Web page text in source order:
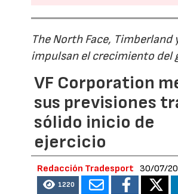
The North Face, Timberland
impulsan el crecimiento del
VF Corporation
sus previsiones
sólido inicio de
ejercicio
Redacción Tradesport 30/07/
1220